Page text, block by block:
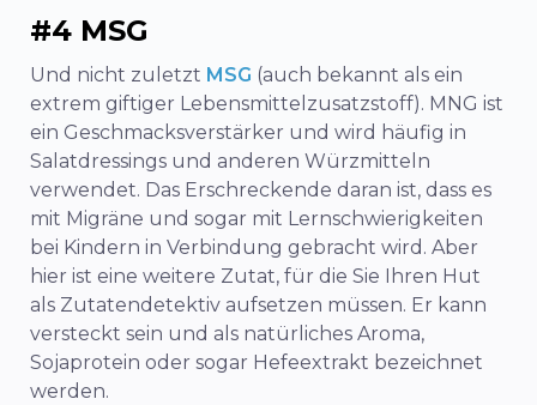
#4 MSG
Und nicht zuletzt MSG (auch bekannt als ein
extrem giftiger Lebensmittelzusatzstoff). MNG ist
ein Geschmacksverstärker und wird häufig in
Salatdressings und anderen Würzmitteln
verwendet. Das Erschreckende daran ist, dass es
mit Migräne und sogar mit Lernschwierigkeiten
bei Kindern in Verbindung gebracht wird. Aber
hier ist eine weitere Zutat, für die Sie Ihren Hut
als Zutatendetektiv aufsetzen müssen. Er kann
versteckt sein und als natürliches Aroma,
Sojaprotein oder sogar Hefeextrakt bezeichnet
werden.